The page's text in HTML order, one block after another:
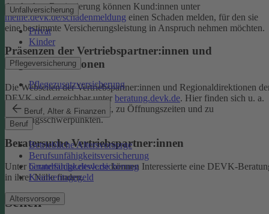
Unfallversicherung
Privat
Kinder
Pflegeversicherung
Pflegezusatzversicherung
Beruf, Alter & Finanzen
Beruf
Betriebliche Altersvorsorge
Berufsunfähigkeitsversicherung
Grundfähigkeitsversicherung
Krankentagegeld
Altersvorsorge
Auch ohne Registrierung können Kund:innen unter
meine.devk.de/schadenmeldung einen Schaden melden, für den sie
eine bestimmte Versicherungsleistung in Anspruch nehmen möchten.
Präsenzen der Vertriebspartner:innen und
Regionaldirektionen
Die Webseiten der Vertriebspartner:innen und Regionaldirektionen
DEVK sind erreichbar unter beratung.devk.de. Hier finden sich u. a.
Informationen zum Standort, zu Öffnungszeiten und zu
Beratungsschwerpunkten.
Beratersuche Vertriebspartner:innen
Unter beratersuche.devk.dekönnen Interessierte eine DEVK-
in ihrer Nähe finden.
Sehen